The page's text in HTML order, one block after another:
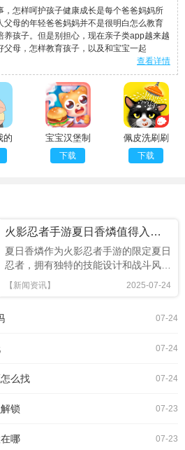
，怎样呵护孩子健康成长是每个爸爸妈妈所
父母的年轻爸爸妈妈并不是很明白怎么教育
孩子。但是别担心，现在亲子类app越来越
父母，怎样教育孩子，以及和宝宝一起
查看详情
的
宝宝汉堡制
作
下载
佩皮洗刷刷
2
下载
火影忍者手游夏日香燐值得入手吗
夏日香燐作为火影忍者手游的限定夏日
忍者，拥有独特的技能设计和战斗风
格，本文将从技能解析、连招技巧及竞
技场表现全面评估，助你判断是否值得
基础攻击方面，夏日香燐的普攻为五段
主，具备良好的起手能力，第三段下劈
段持续输出中，锁链从地面穿出进行终
中效果。需要注意的是，最后一段
2025-07-24
【新闻资讯】
07-24
07-24
07-24
么找
07-23
锁
07-23
哪